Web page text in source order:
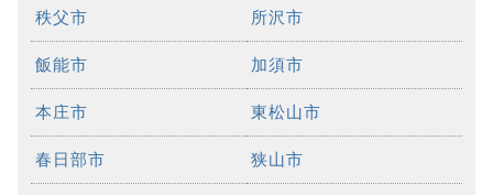
秩父市 所沢市
飯能市 加須市
本庄市 東松山市
春日部市 狭山市